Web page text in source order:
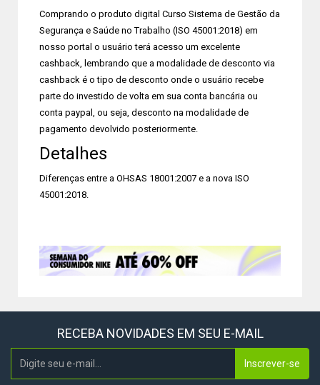
Comprando o produto digital Curso Sistema de Gestão da
Segurança e Saúde no Trabalho (ISO 45001:2018) em
nosso portal o usuário terá acesso um excelente
cashback, lembrando que a modalidade de desconto via
cashback é o tipo de desconto onde o usuário recebe
parte do investido de volta em sua conta bancária ou
conta paypal, ou seja, desconto na modalidade de
pagamento devolvido posteriormente.
Detalhes
Diferenças entre a OHSAS 18001:2007 e a nova ISO
45001:2018.
RECEBA NOVIDADES EM SEU E-MAIL
Inscrever-se